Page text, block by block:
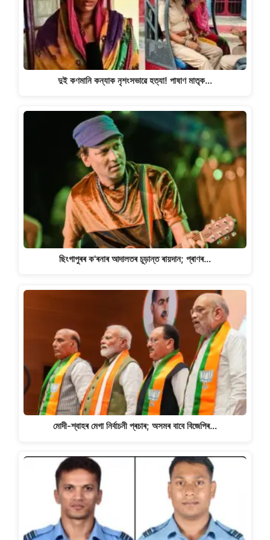
দুই কণমানি কন্যাক নৃশংসভাৱে হত্যা! পাষাণ মাতৃক…
ছিংগাপুৰৰ ক'ৰনাৰ আদালতৰ চূড়ান্ত ৰায়দান; প্ৰাণৰ…
মোদী-শ্বাহৰ মেগা নিৰ্বাচনী প্ৰচাৰ; অসমৰ বাবে বিজেপিৰ…